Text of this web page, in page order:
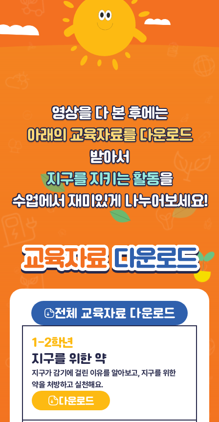
영상을 다 본 후에는
아래의 교육자료를 다운로드
받아서
지구를 지키는 활동을
수업에서 재미있게 나누어보세요!
교육자료 다운로드
전체 교육자료 다운로드
1-2학년
지구를 위한 약
지구가 감기에 걸린 이유를 알아보고,지구를 위한
약을 처방하고 실천해요.
다운로드